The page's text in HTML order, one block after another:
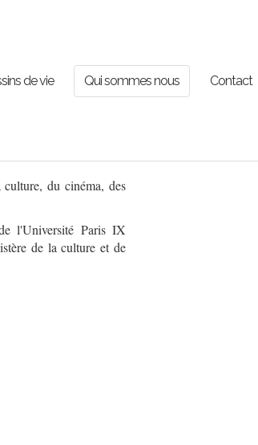
de vie Qui sommes nous Contact
du cinéma, des
l'Université Paris IX
de la culture et de